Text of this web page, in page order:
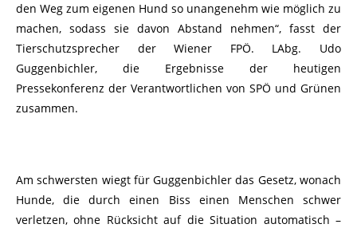
den Weg zum eigenen Hund so unangenehm wie möglich zu
machen, sodass sie davon Abstand nehmen“, fasst der
Tierschutzsprecher der Wiener FPÖ. LAbg. Udo
Guggenbichler, die Ergebnisse der heutigen
Pressekonferenz der Verantwortlichen von SPÖ und Grünen
zusammen.
Am schwersten wiegt für Guggenbichler das Gesetz, wonach
Hunde, die durch einen Biss einen Menschen schwer
verletzen, ohne Rücksicht auf die Situation automatisch –